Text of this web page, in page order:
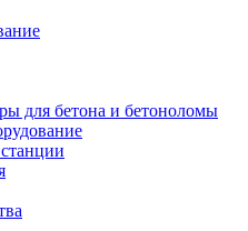
для бетона и бетоноломы